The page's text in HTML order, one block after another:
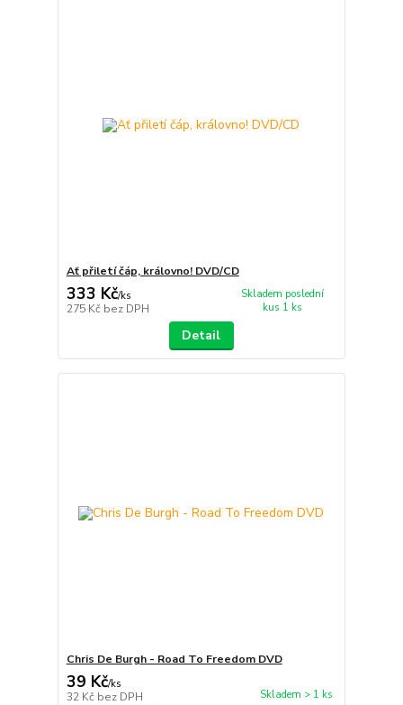
Ať přiletí čáp, královno! DVD/CD
333 Kč/ks
275 Kč bez DPH
Skladem poslední
kus 1 ks
Detail
Chris De Burgh - Road To Freedom DVD
39 Kč/ks
32 Kč bez DPH Skladem > 1 ks